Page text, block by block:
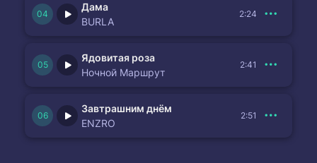
Дама
BURLA
2:24
Ядовитая роза
Ночной Маршрут
2:41
Завтрашним днём
ENZRO
2:51